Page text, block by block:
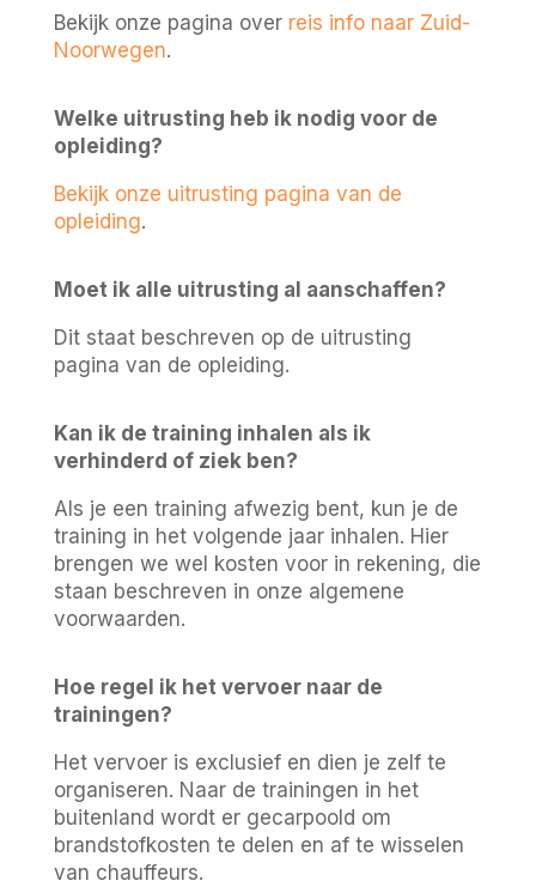
Bekijk onze pagina over reis info naar Zuid-
Noorwegen.
Welke uitrusting heb ik nodig voor de
opleiding?
Bekijk onze uitrusting pagina van de
opleiding.
Moet ik alle uitrusting al aanschaffen?
Dit staat beschreven op de uitrusting
pagina van de opleiding.
Kan ik de training inhalen als ik
verhinderd of ziek ben?
Als je een training afwezig bent, kun je de
training in het volgende jaar inhalen. Hier
brengen we wel kosten voor in rekening, die
staan beschreven in onze algemene
voorwaarden.
Hoe regel ik het vervoer naar de
trainingen?
Het vervoer is exclusief en dien je zelf te
organiseren. Naar de trainingen in het
buitenland wordt er gecarpoold om
brandstofkosten te delen en af te wisselen
van chauffeurs.